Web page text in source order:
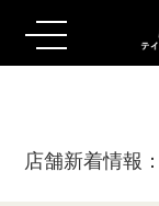
店舗新着情報